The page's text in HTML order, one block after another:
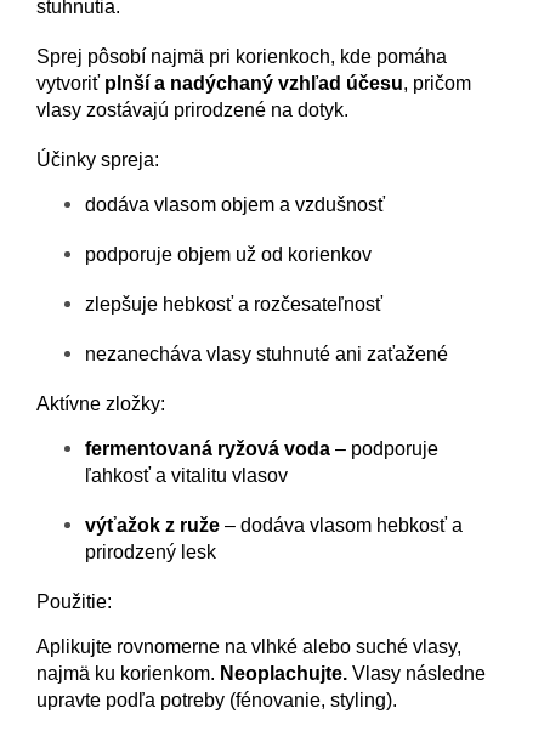
stuhnutia.
Sprej pôsobí najmä pri korienkoch, kde pomáha
vytvoriť plnší a nadýchaný vzhľad účesu, pričom
vlasy zostávajú prirodzené na dotyk.
Účinky spreja:
dodáva vlasom objem a vzdušnosť
podporuje objem už od korienkov
zlepšuje hebkosť a rozčesateľnosť
nezanecháva vlasy stuhnuté ani zaťažené
Aktívne zložky:
fermentovaná ryžová voda – podporuje
ľahkosť a vitalitu vlasov
výťažok z ruže – dodáva vlasom hebkosť a
prirodzený lesk
Použitie:
Aplikujte rovnomerne na vlhké alebo suché vlasy,
najmä ku korienkom. Neoplachujte. Vlasy následne
upravte podľa potreby (fénovanie, styling).